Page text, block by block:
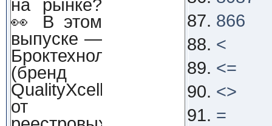
на рынке?
👀 В этом
выпуске —
Броктехнолоджи
(бренд
QualityXcellence):
от
866
<
<=
<>
=